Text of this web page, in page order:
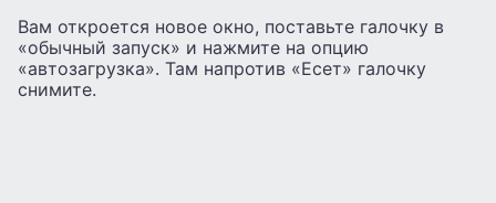
Вам откроется новое окно, поставьте галочку в
«обычный запуск» и нажмите на опцию
«автозагрузка». Там напротив «Есет» галочку
снимите.